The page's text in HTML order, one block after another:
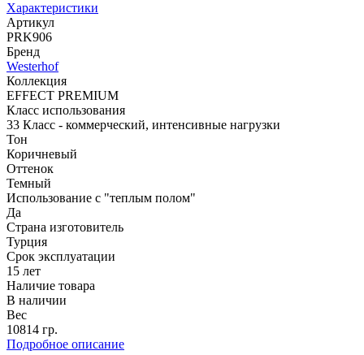
Характеристики
Артикул
PRK906
Бренд
Westerhof
Коллекция
EFFECT PREMIUM
Класс использования
33 Класс - коммерческий, интенсивные нагрузки
Тон
Коричневый
Оттенок
Темный
Использование с "теплым полом"
Да
Страна изготовитель
Турция
Срок эксплуатации
15 лет
Наличие товара
В наличии
Вес
10814 гр.
Подробное описание